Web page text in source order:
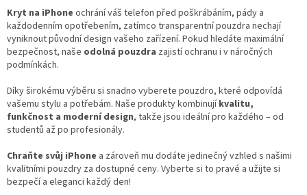
k
y
v
ý
s
u
Kryt na iPhone ochrání váš telefon před poškrábáním, pády a
každodenním opotřebením, zatímco transparentní pouzdra nechají
vyniknout původní design vašeho zařízení. Pokud hledáte maximální
bezpečnost, naše odolná pouzdra zajistí ochranu i v náročných
podmínkách.
Díky širokému výběru si snadno vyberete pouzdro, které odpovídá
vašemu stylu a potřebám. Naše produkty kombinujíkvalitu,
funkčnost a moderní design, takže jsou ideální pro každého – od
studentů až po profesionály.
Chraňte svůj iPhone a zároveň mu dodáte jedinečný vzhled s našimi
kvalitními pouzdry za dostupné ceny. Vyberte si to pravé a užijte si
bezpečí a eleganci každý den!